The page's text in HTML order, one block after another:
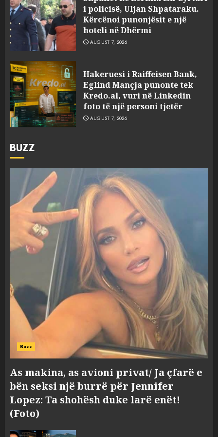
i policisë, Uljan Shpataraku.
Kërcënoi punonjësit e një
hoteli në Dhërmi
AUGUST 7, 2026
Hakeruesi i Raiffeisen Bank,
Eglind Mançja punonte tek
Kredo.al, vuri në Linkedin
foto të një personi tjetër
AUGUST 7, 2026
BUZZ
Buzz
As makina, as avioni privat/ Ja çfarë e
bën seksi një burrë për Jennifer
Lopez: Ta shohësh duke larë enët!
(Foto)